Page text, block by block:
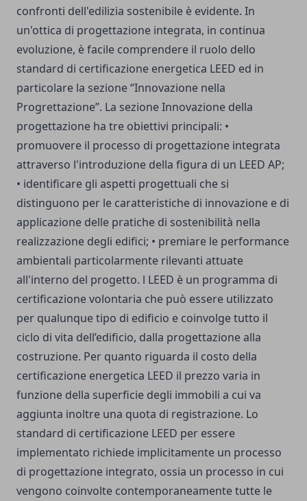
confronti dell'edilizia sostenibile è evidente. In
un'ottica di progettazione integrata, in continua
evoluzione, è facile comprendere il ruolo dello
standard di certificazione energetica LEED ed in
particolare la sezione “Innovazione nella
Progrettazione”. La sezione Innovazione della
progettazione ha tre obiettivi principali: •
promuovere il processo di progettazione integrata
attraverso l'introduzione della figura di un LEED AP;
• identificare gli aspetti progettuali che si
distinguono per le caratteristiche di innovazione e di
applicazione delle pratiche di sostenibilità nella
realizzazione degli edifici; • premiare le performance
ambientali particolarmente rilevanti attuate
all'interno del progetto. l LEED è un programma di
certificazione volontaria che può essere utilizzato
per qualunque tipo di edificio e coinvolge tutto il
ciclo di vita dell’edificio, dalla progettazione alla
costruzione. Per quanto riguarda il costo della
certificazione energetica LEED il prezzo varia in
funzione della superficie degli immobili a cui va
aggiunta inoltre una quota di registrazione. Lo
standard di certificazione LEED per essere
implementato richiede implicitamente un processo
di progettazione integrato, ossia un processo in cui
vengono coinvolte contemporaneamente tutte le